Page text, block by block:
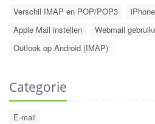
Verschil IMAP en POP/POP3
Apple Mail instellen
Webmail
Outlook op Android (IMAP)
Categorie
E-mail